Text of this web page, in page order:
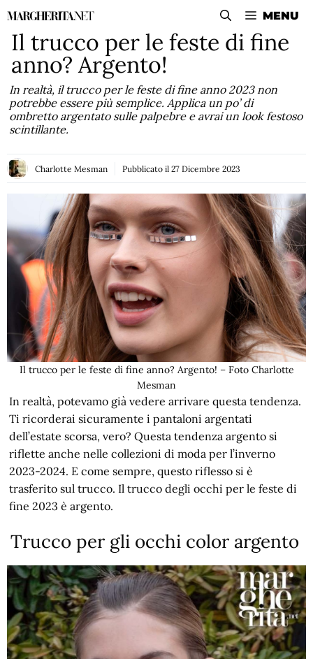
Vai
contenuto
MENU
Il trucco per le feste di fine
anno? Argento!
In realtà, il trucco per le feste di fine anno 2023 non
potrebbe essere più semplice. Applica un po’ di
ombretto argentato sulle palpebre e avrai un look festoso
scintillante.
Charlotte Mesman Pubblicato il 27 Dicembre 2023
Il trucco per le feste di fine anno? Argento! – Foto Charlotte
Mesman
In realtà, potevamo già vedere arrivare questa tendenza.
Ti ricorderai sicuramente i pantaloni argentati
dell’estate scorsa, vero? Questa tendenza argento si
riflette anche nelle collezioni di moda per l’inverno
2023-2024. E come sempre, questo riflesso si è
trasferito sul trucco. Il trucco degli occhi per le feste di
fine 2023 è argento.
Trucco per gli occhi color argento